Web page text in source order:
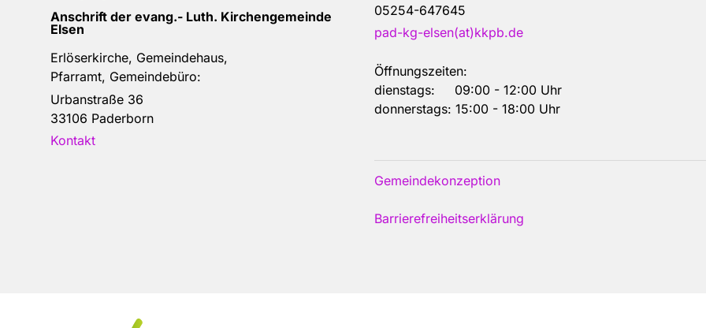
Anschrift der evang.- Luth. Kirchengemeinde
Elsen
Erlöserkirche, Gemeindehaus,
Pfarramt, Gemeindebüro:
Urbanstraße 36
33106 Paderborn
Kontakt
05254-647645
pad-kg-elsen(at)kkpb.de
Öffnungszeiten:
dienstags: 09:00 - 12:00 Uhr
donnerstags: 15:00 - 18:00 Uhr
Gemeindekonzeption
Barrierefreiheitserklärung